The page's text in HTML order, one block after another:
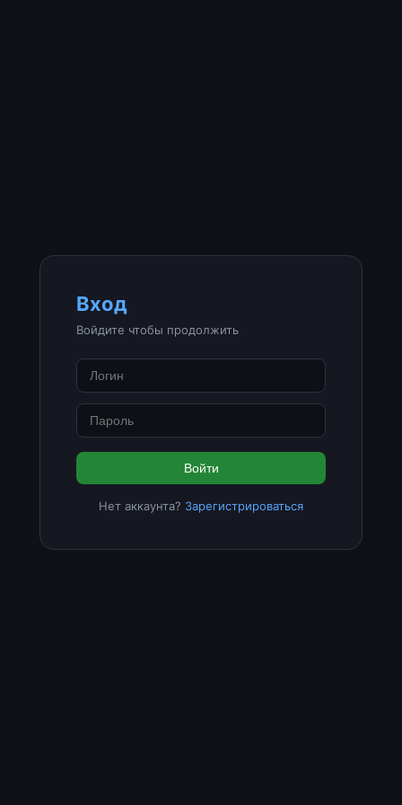
Вход
Войдите чтобы продолжить
Войти
Нет аккаунта? Зарегистрироваться